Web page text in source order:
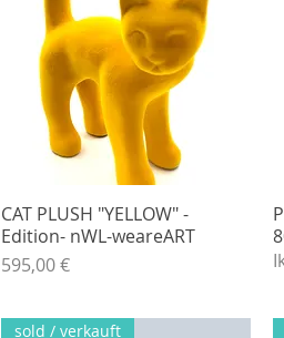
Hurtigvisning
CAT PLUSH "YELLOW" -
Edition- nWL-weareART
Pris
595,00 €
sold / verkauft